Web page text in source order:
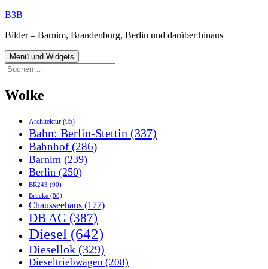
Zum
springen
B3B
Bilder – Barnim, Brandenburg, Berlin und darüber hinaus
Menü und Widgets
Suchen
nach:
Wolke
Architektur (95)
Bahn: Berlin-Stettin (337)
Bahnhof(286)
Barnim (239)
Berlin (250)
BR243 (90)
Brücke (88)
Chausseehaus (177)
DB AG (387)
Diesel (642)
Diesellok (329)
Dieseltriebwagen (208)